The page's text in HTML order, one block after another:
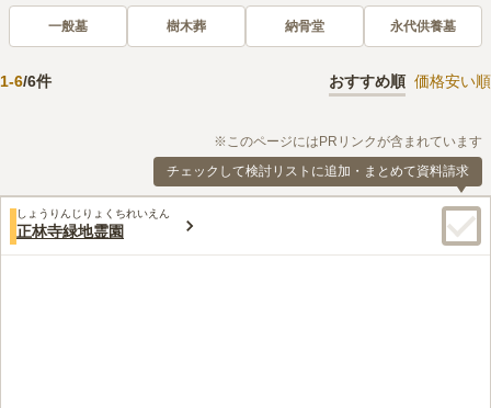
一般墓 樹木葬 納骨堂 永代供養墓
1-6/6件 おすすめ順 価格安い順
※このページにはPRリンクが含まれています
チェックして検討リストに追加・まとめて資料請求
しょうりんじりょくちれいえん
正林寺緑地霊園